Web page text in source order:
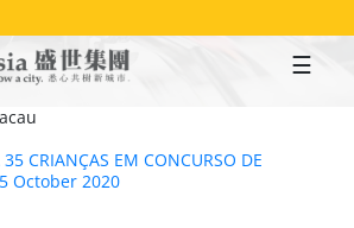
35 CRIANÇAS EM CONCURSO DE
October 2020